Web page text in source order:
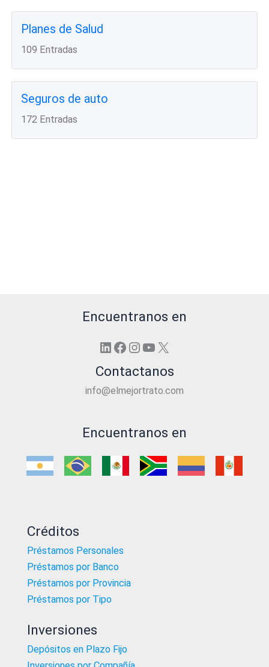
Planes de Salud
109 Entradas
Seguros de auto
172 Entradas
Encuentranos en
LinkedIn
Facebook
Instagram
YouTube
X
Contactanos
info@elmejortrato.com
Encuentranos en
Créditos
Préstamos Personales
Préstamos por Banco
Préstamos por Provincia
Préstamos por Tipo
Inversiones
Depósitos en Plazo Fijo